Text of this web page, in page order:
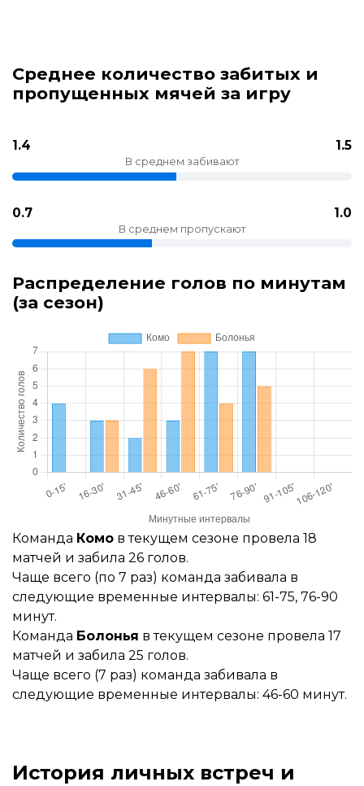
Среднее количество забитых и
пропущенных мячей за игру
1.4 1.5
В среднем забивают
0.7 1.0
В среднем пропускают
Распределение голов по минутам
(за сезон)
Команда Комо в текущем сезоне провела 18
матчей и забила 26 голов.
Чаще всего (по 7 раз) команда забивала в
следующие временные интервалы: 61-75, 76-90
минут.
Команда Болонья в текущем сезоне провела 17
матчей и забила 25 голов.
Чаще всего (7 раз) команда забивала в
следующие временные интервалы: 46-60 минут.
История личных встреч и